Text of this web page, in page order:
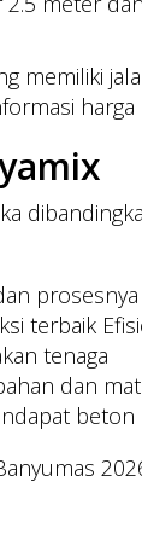
memiliki
prosesnya
terbaik
tenaga
dan
beton